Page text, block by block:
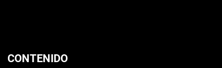
CONTENIDO